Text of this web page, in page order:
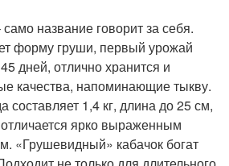
название говорит за себя.
форму груши, первый урожай
дней, отлично хранится и
качества, напоминающие тыкву.
составляет 1,4 кг, длина до 25 см,
ярко выраженным
«Грушевидный» кабачок богат